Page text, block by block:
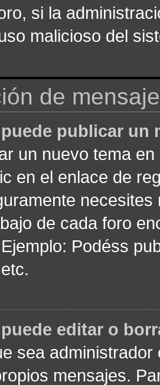
si la
malicioso del
de
publicar un
un nuevo tema
en el enlace de
de cada foro
Podéss
editar o
sea
mensajes.